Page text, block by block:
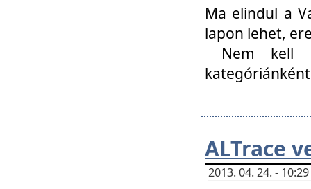
Ma elindul a
lapon lehet,
Nem kell
ALTrace
2013. 04. 24. -